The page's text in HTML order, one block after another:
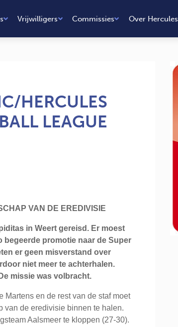
Vrijwilligers Commissies Over Hercules
HERCULES
LEAGUE
VAN DE EREDIVISIE
in Weert gereisd. Er moest
begeerde promotie naar de Super
er geen misverstand over
niet meer te achterhalen.
missie was volbracht.
Martens en de rest van de staf moet
van de eredivisie binnen te halen.
Aalsmeer te kloppen (27-30).